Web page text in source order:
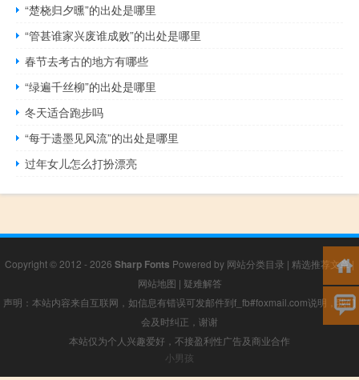
“楚桡归夕曛”的出处是哪里
“管甚谁家兴废谁成败”的出处是哪里
春节去考古的地方有哪些
“绿遍千丝柳”的出处是哪里
冬天适合跑步吗
“每于遗墨见风流”的出处是哪里
过年女儿怎么打扮漂亮
Copyright © 2012 - 2026 Sharp Fonts Powered by 网站分类目录 | 精选推荐文章|
网站地图 | 疑难解答
声明：本站内容来自互联网，如信息有错误可发邮件到f_fb#foxmail.com说明，我们
会及时纠正，谢谢
本站仅为个人兴趣爱好，不接盈利性广告及商业合作
小男孩